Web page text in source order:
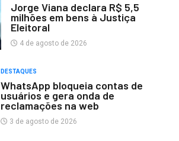
Jorge Viana declara R$ 5,5
milhões em bens à Justiça
Eleitoral
4 de agosto de 2026
DESTAQUES
WhatsApp bloqueia contas de
usuários e gera onda de
reclamações na web
3 de agosto de 2026